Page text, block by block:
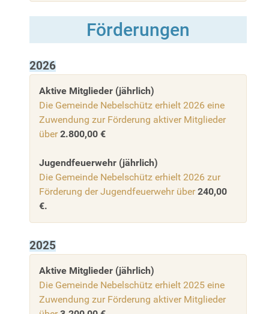
Förderungen
2026
Aktive Mitglieder (jährlich)
Die Gemeinde Nebelschütz erhielt 2026 eine
Zuwendung zur Förderung aktiver Mitglieder
über2.800,00 €
Jugendfeuerwehr (jährlich)
Die Gemeinde Nebelschütz erhielt 2026 zur
Förderung der Jugendfeuerwehr über240,00
€.
2025
Aktive Mitglieder (jährlich)
Die Gemeinde Nebelschütz erhielt 2025 eine
Zuwendung zur Förderung aktiver Mitglieder